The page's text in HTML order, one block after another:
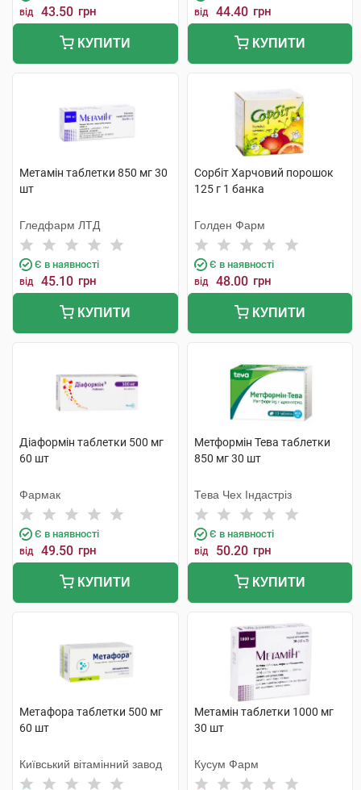
від 43.50 грн
КУПИТИ
від 44.40 грн
КУПИТИ
Метамін таблетки 850 мг 30
шт
Гледфарм ЛТД
Є в наявності
від 45.10 грн
КУПИТИ
Сорбіт Харчовий порошок
125 г 1 банка
Голден Фарм
Є в наявності
від 48.00 грн
КУПИТИ
Діаформін таблетки 500 мг
60 шт
Фармак
Є в наявності
від 49.50 грн
КУПИТИ
Метформін Тева таблетки
850 мг 30 шт
Тева Чех Індастріз
Є в наявності
від 50.20 грн
КУПИТИ
Метафора таблетки 500 мг
60 шт
Київський вітамінний завод
Метамін таблетки 1000 мг
30 шт
Кусум Фарм